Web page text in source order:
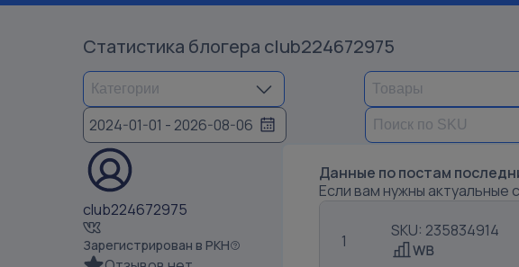
Статистика блогера club224672975
2024-01-01 - 2026-08-06
club224672975
Зарегистрирован в РКН
Данные по постам
Если вам нужны актуальные
1
SKU: 235834914